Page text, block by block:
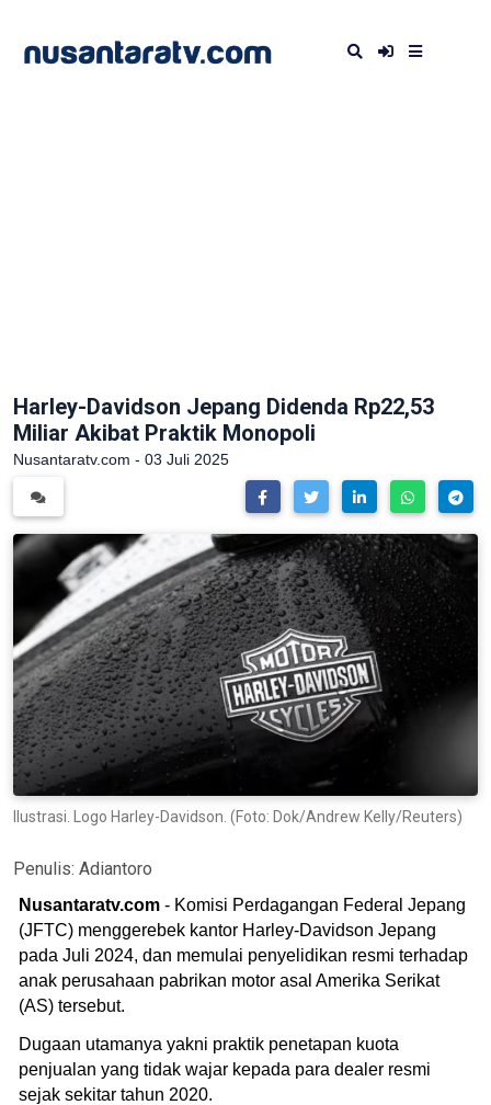
Harley-Davidson Jepang Didenda Rp22,53
Miliar Akibat Praktik Monopoli
Nusantaratv.com - 03 Juli 2025
Ilustrasi. Logo Harley-Davidson. (Foto: Dok/Andrew Kelly/Reuters)
Penulis: Adiantoro
Nusantaratv.com - Komisi Perdagangan Federal Jepang
(JFTC) menggerebek kantor Harley-Davidson Jepang
pada Juli 2024, dan memulai penyelidikan resmi terhadap
anak perusahaan pabrikan motor asal Amerika Serikat
(AS) tersebut.
Dugaan utamanya yakni praktik penetapan kuota
penjualan yang tidak wajar kepada para dealer resmi
sejak sekitar tahun 2020.